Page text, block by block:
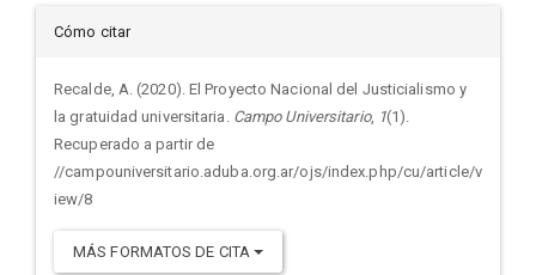
Detalles
del
artículo
Cómo citar
Recalde, A. (2020). El Proyecto Nacional del Justicialismo y
la gratuidad universitaria. Campo Universitario, 1(1).
Recuperado a partir de
//campouniversitario.aduba.org.ar/ojs/index.php/cu/article/v
iew/8
MÁS FORMATOS DE CITA